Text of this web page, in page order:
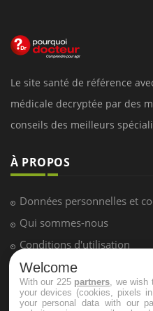
Le site santé de référence
médicale decryptée par des
conseils des meilleurs
À PROPOS
Données personnelles et
Qui sommes-nous
Conditions d'utilisation
Plan du site
Mentions Légales
Welcome
With our 225 partners , we
your devices (cookies, pixels
your personal data with our